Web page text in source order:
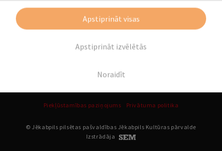
Piekļūstamības paziņojums Privātuma politika
© Jēkabpils pilsētas pašvaldības Jēkabpils Kultūras pārvalde
Izstrādāja
Noraidīt
Apstiprināt izvēlētās
Apstiprināt visas